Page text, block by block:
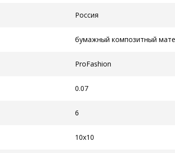
Россия
бумажный композитный
ProFashion
0.07
6
10x10